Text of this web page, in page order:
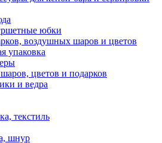
юбки
воздушных шаров и цветов
упаковка
цветов и подарков
и ведра
текстиль
шнур